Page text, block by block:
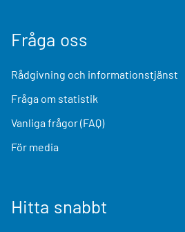
Fråga oss
Rådgivning och informationstjänst
Fråga om statistik
Vanliga frågor (FAQ)
För media
Hitta snabbt